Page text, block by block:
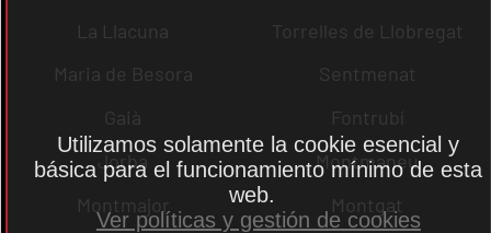
La Llacuna
Torrelles de Llobregat
Maria de Besora
Sentmenat
Gaià
Fontrubí
Jorba
Montmaneu
Montmajor
Montgat
Utilizamos solamente la cookie esencial y
básica para el funcionamiento mínimo de esta
web.
Ver políticas y gestión de cookies